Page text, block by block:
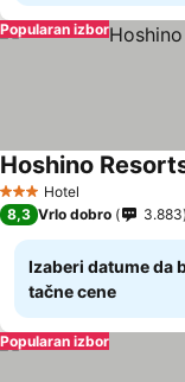
Popularan izbor
3 Zvezdice
Hotel
Hoshino
8,3 Vrlo dobro 3.883
Izaberi datume da
tačne cene
Popularan izbor